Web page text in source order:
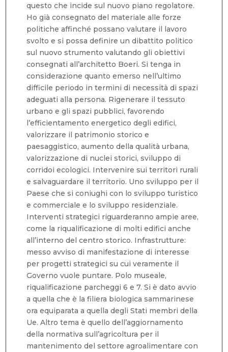
questo che incide sul nuovo piano regolatore.
Ho già consegnato del materiale alle forze
politiche affinché possano valutare il lavoro
svolto e si possa definire un dibattito politico
sul nuovo strumento valutando gli obiettivi
consegnati all’architetto Boeri. Si tenga in
considerazione quanto emerso nell’ultimo
difficile periodo in termini di necessità di spazi
adeguati alla persona. Rigenerare il tessuto
urbano e gli spazi pubblici, favorendo
l’efficientamento energetico degli edifici,
valorizzare il patrimonio storico e
paesaggistico, aumento della qualità urbana,
valorizzazione di nuclei storici, sviluppo di
corridoi ecologici. Intervenire sui territori rurali
e salvaguardare il territorio. Uno sviluppo per il
Paese che si coniughi con lo sviluppo turistico
e commerciale e lo sviluppo residenziale.
Interventi strategici riguarderanno ampie aree,
come la riqualificazione di molti edifici anche
all’interno del centro storico. Infrastrutture:
messo avviso di manifestazione di interesse
per progetti strategici su cui veramente il
Governo vuole puntare. Polo museale,
riqualificazione parcheggi 6 e 7. Si è dato avvio
a quella che è la filiera biologica sammarinese
ora equiparata a quella degli Stati membri della
Ue. Altro tema è quello dell’aggiornamento
della normativa sull’agricoltura per il
mantenimento del settore agroalimentare con